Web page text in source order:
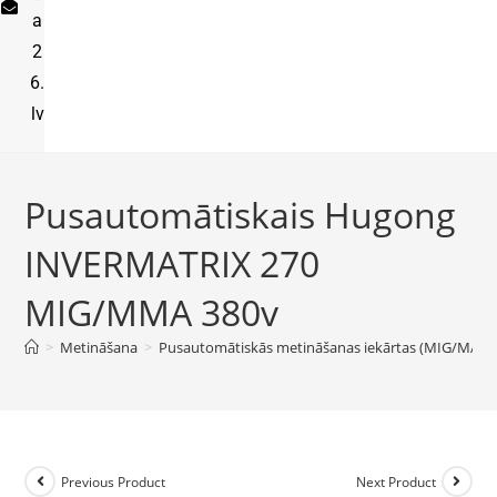
a
2
6.
lv
Pusautomātiskais Hugong
INVERMATRIX 270
MIG/MMA 380v
> Metināšana > Pusautomātiskās metināšanas iekārtas (MIG/MAG)
Previous Product Next Product